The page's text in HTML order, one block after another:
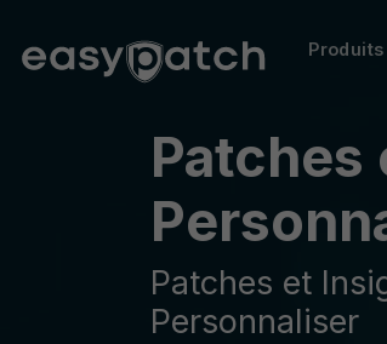
Produits
Patches
Patches et
Personnaliser